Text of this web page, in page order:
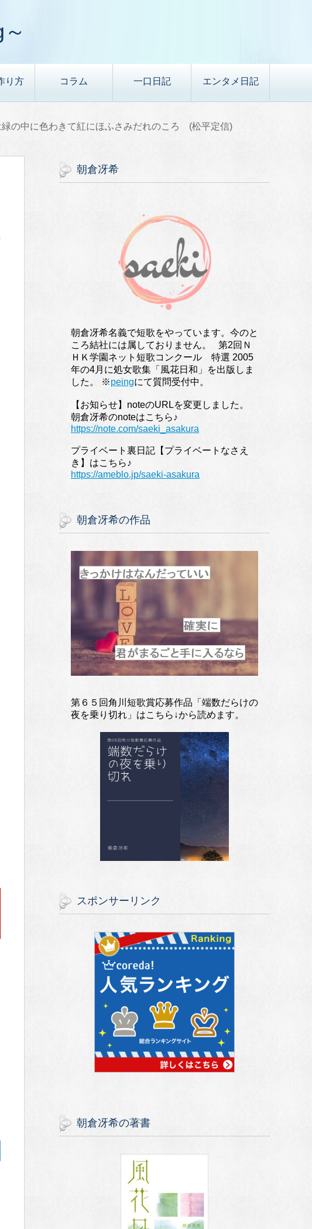
り方 コラム 一口日記 エンタメ日記
緑の中に色わきて紅にほふさみだれのころ (松平定信)
朝倉冴希
朝倉冴希名義で短歌をやっています。今のと
ころ結社には属しておりません。 第2回Ｎ
ＨＫ学園ネット短歌コンクール 特選 2005
年の4月に処女歌集「風花日和」を出版しま
した。 ※peingにて質問受付中。
【お知らせ】noteのURLを変更しました。
朝倉冴希のnoteはこちら♪
https://note.com/saeki_asakura
プライベート裏日記【プライベートなさえ
き】はこちら♪
https://ameblo.jp/saeki-asakura
朝倉冴希の作品
第６５回角川短歌賞応募作品「端数だらけの
夜を乗り切れ」はこちら↓から読めます。
スポンサーリンク
朝倉冴希の著書